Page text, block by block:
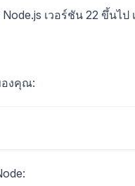
Node.js เวอร์ชัน 22 ขึ้น
องคุณ: